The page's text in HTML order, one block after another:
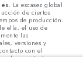
La escasez global
de ciertos
de producción.
ella, el uso de
las
versiones y
con el
las restricciones